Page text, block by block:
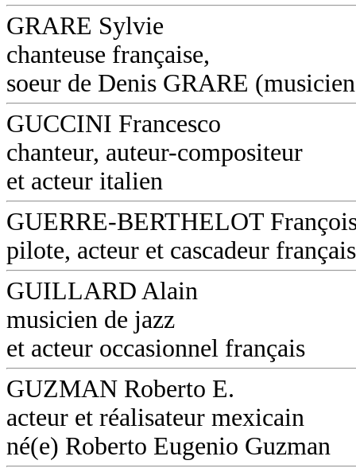
GRARE Sylvie
chanteuse française,
soeur de Denis GRARE
GUCCINI Francesco
chanteur, auteur-compositeur
et acteur italien
GUERRE-BERTHELOT
pilote, acteur et cascadeur français
GUILLARD Alain
musicien de jazz
et acteur occasionnel français
GUZMAN Roberto E.
acteur et réalisateur mexicain
né(e) Roberto Eugenio Guzman